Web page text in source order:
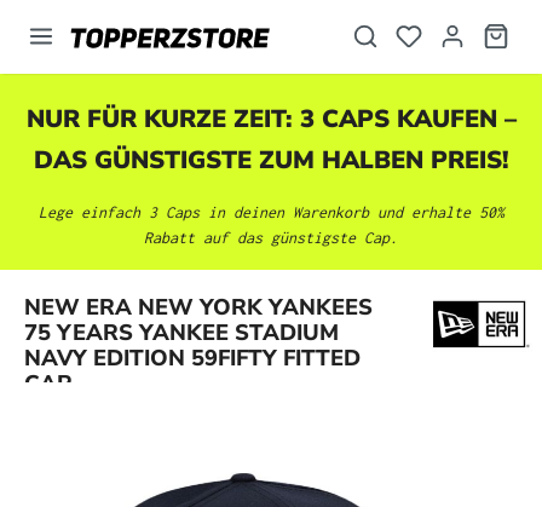
springen
NUR FÜR KURZE ZEIT: 3 CAPS KAUFEN –
DAS GÜNSTIGSTE ZUM HALBEN PREIS!
Lege einfach 3 Caps in deinen Warenkorb und erhalte 50%
Rabatt auf das günstigste Cap.
NEW ERA NEW YORK YANKEES
75 YEARS YANKEE STADIUM
NAVY EDITION 59FIFTY FITTED
CAP
Bildergalerie überspringen